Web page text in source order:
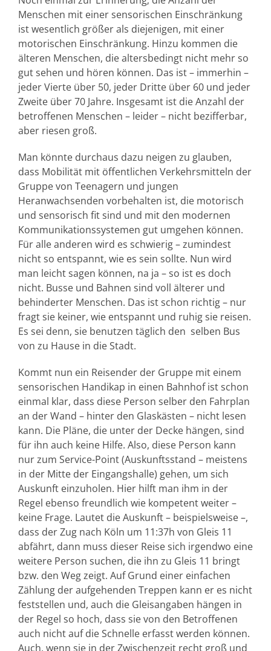
Menschen mit einer sensorischen Einschränkung
ist wesentlich größer als diejenigen, mit einer
motorischen Einschränkung. Hinzu kommen die
älteren Menschen, die altersbedingt nicht mehr so
gut sehen und hören können. Das ist – immerhin –
jeder Vierte über 50, jeder Dritte über 60 und jeder
Zweite über 70 Jahre. Insgesamt ist die Anzahl der
betroffenen Menschen – leider – nicht bezifferbar,
aber riesen groß.
Man könnte durchaus dazu neigen zu glauben,
dass Mobilität mit öffentlichen Verkehrsmitteln der
Gruppe von Teenagern und jungen
Heranwachsenden vorbehalten ist, die motorisch
und sensorisch fit sind und mit den modernen
Kommunikationssystemen gut umgehen können.
Für alle anderen wird es schwierig – zumindest
nicht so entspannt, wie es sein sollte. Nun wird
man leicht sagen können, na ja – so ist es doch
nicht. Busse und Bahnen sind voll älterer und
behinderter Menschen. Das ist schon richtig – nur
fragt sie keiner, wie entspannt und ruhig sie reisen.
Es sei denn, sie benutzen täglich den selben Bus
von zu Hause in die Stadt.
Kommt nun ein Reisender der Gruppe mit einem
sensorischen Handikap in einen Bahnhof ist schon
einmal klar, dass diese Person selber den Fahrplan
an der Wand – hinter den Glaskästen – nicht lesen
kann. Die Pläne, die unter der Decke hängen, sind
für ihn auch keine Hilfe. Also, diese Person kann
nur zum Service-Point (Auskunftsstand – meistens
in der Mitte der Eingangshalle) gehen, um sich
Auskunft einzuholen. Hier hilft man ihm in der
Regel ebenso freundlich wie kompetent weiter –
keine Frage. Lautet die Auskunft – beispielsweise –,
dass der Zug nach Köln um 11:37h von Gleis 11
abfährt, dann muss dieser Reise sich irgendwo eine
weitere Person suchen, die ihn zu Gleis 11 bringt
bzw. den Weg zeigt. Auf Grund einer einfachen
Zählung der aufgehenden Treppen kann er es nicht
feststellen und, auch die Gleisangaben hängen in
der Regel so hoch, dass sie von den Betroffenen
auch nicht auf die Schnelle erfasst werden können.
Auch, wenn sie in der Zwischenzeit recht groß und